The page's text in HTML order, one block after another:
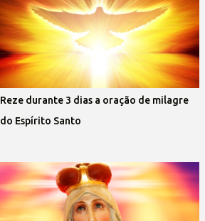
Reze durante 3 dias a oração de milagre
do Espírito Santo